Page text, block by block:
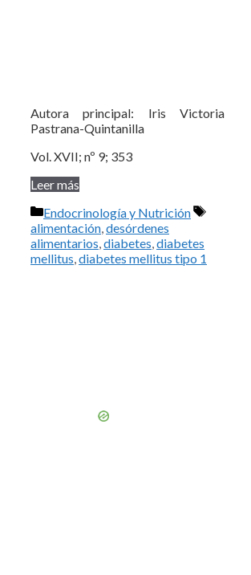
Autora principal: Iris Victoria
Pastrana-Quintanilla
Vol. XVII; nº 9; 353
Leer más
Categorías
Endocrinología y Nutrición
Etiquetas
alimentación,desórdenes
alimentarios,diabetes,diabetes
mellitus,diabetes mellitus tipo 1